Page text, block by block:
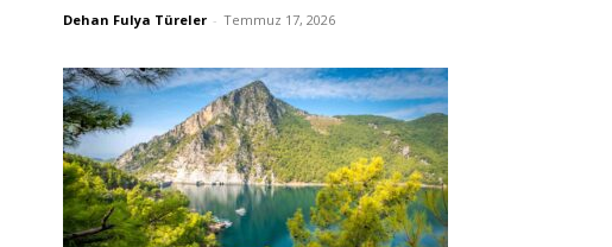
Dehan Fulya Türeler - Temmuz 17, 2026